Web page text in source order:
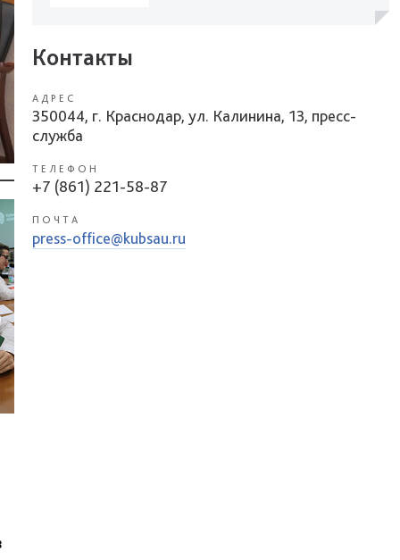
Контакты
АДРЕС
350044, г. Краснодар, ул. Калинина, 13, пресс-
служба
ТЕЛЕФОН
+7 (861) 221-58-87
ПОЧТА
press-office@kubsau.ru